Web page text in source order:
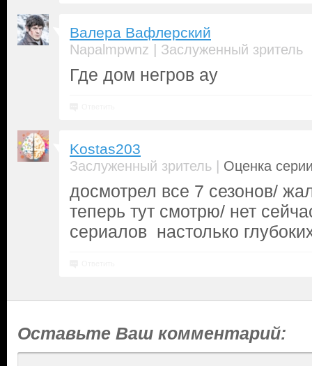
Валера Вафлерский
Napalmpwnz | Заслуженный зритель
Где дом негров ау
Kostas203
Заслуженный зритель | Оценка
досмотрел все 7 сезонов/
теперь тут смотрю/ нет
сериалов настолько
Оставьте Ваш комментарий: